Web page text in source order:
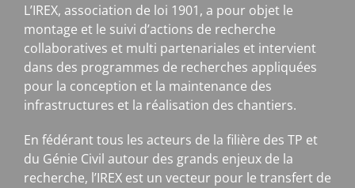
L’IREX, association de loi 1901, a pour objet le
montage et le suivi d’actions de recherche
collaboratives et multi partenariales et intervient
dans des programmes de recherches appliquées
pour la conception et la maintenance des
infrastructures et la réalisation des chantiers.
En fédérant tous les acteurs de la filière des TP et
du Génie Civil autour des grands enjeux de la
recherche, l’IREX est un vecteur pour le transfert de